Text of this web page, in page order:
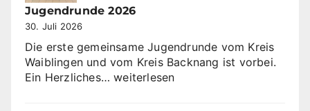
Jugendrunde 2026
30. Juli 2026
Die erste gemeinsame Jugendrunde vom Kreis
Waiblingen und vom Kreis Backnang ist vorbei.
Ein Herzliches…Jugendrunde
weiterlesen